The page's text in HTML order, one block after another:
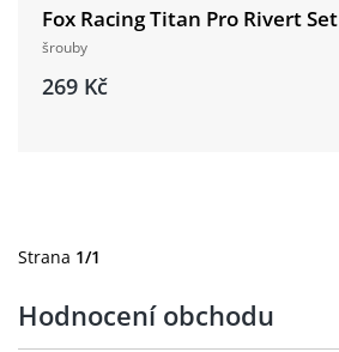
Fox Racing Titan Pro Rivert Set
šrouby
269 Kč
Strana 1/1
Hodnocení obchodu